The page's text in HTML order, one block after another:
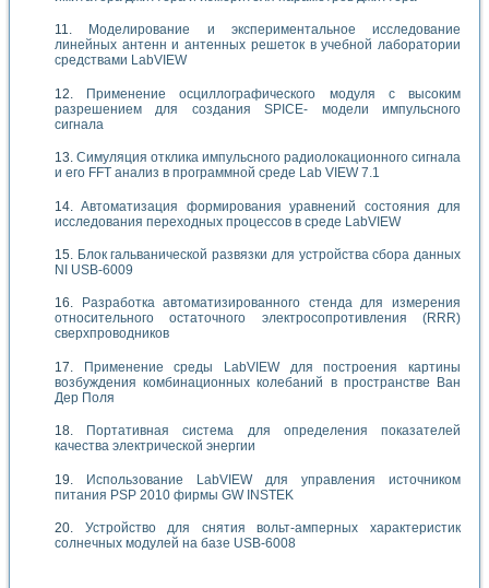
Моделирование и экспериментальное исследование
линейных антенн и антенных решеток в учебной лаборатории
средствами LabVIEW
Применение осциллографического модуля с высоким
разрешением для создания SPICE- модели импульсного
сигнала
Симуляция отклика импульсного радиолокационного сигнала
и его FFT анализ в программной среде Lab VIEW 7.1
Автоматизация формирования уравнений состояния для
исследования переходных процессов в среде LabVIEW
Блок гальванической развязки для устройства сбора данных
NI USB-6009
Разработка автоматизированного стенда для измерения
относительного остаточного электросопротивления (RRR)
сверхпроводников
Применение среды LabVIEW для построения картины
возбуждения комбинационных колебаний в пространстве Ван
Дер Поля
Портативная система для определения показателей
качества электрической энергии
Использование LabVIEW для управления источником
питания PSP 2010 фирмы GW INSTEK
Устройство для снятия вольт-амперных характеристик
солнечных модулей на базе USB-6008